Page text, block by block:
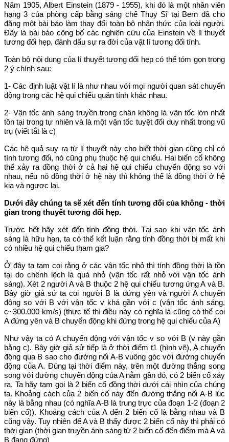
Năm 1905, Albert Einstein (1879 - 1955), khi đó là một nhân viên
hạng 3 của phòng cấp bằng sáng chế Thụy Sĩ tại Bern đã cho
đăng một bài báo làm thay đổi toàn bộ nhận thức của loài người.
Đây là bài báo công bố các nghiên cứu của Einstein về lí thuyết
tương đối hẹp, đánh dấu sự ra đời của vật lí tương đối tính.
Toàn bộ nội dung của lí thuyết tương đối hẹp có thể tóm gọn trong
2 ý chính sau:
1- Các định luật vật lí là như nhau với mọi người quan sát chuyển
động trong các hệ qui chiếu quán tính khác nhau.
2- Vận tốc ánh sáng truyền trong chân không là vận tốc lớn nhất
tồn tại trong tự nhiên và là một vận tốc tuyệt đối duy nhất trong vũ
trụ (viết tắt là c)
Các hệ quả suy ra từ lí thuyết này cho biết thời gian cũng chỉ có
tính tương đối, nó cũng phụ thuộc hệ qui chiếu. Hai biến cố không
thể xảy ra đồng thời ở cả hai hệ qui chiếu chuyển động so với
nhau, nếu nó đồng thời ở hệ này thì không thể là đồng thời ở hệ
kia và ngược lại.
Dưới đây chúng ta sẽ xét đến tính tương đối của không - thời
gian trong thuyết tương đối hẹp.
Trước hết hãy xét đến tính đồng thời. Tại sao khi vận tốc ánh
sáng là hữu hạn, ta có thể kết luận rằng tính đồng thời bị mất khi
có nhiều hệ qui chiếu tham gia?
Ở đây ta tạm coi rằng ở các vận tốc nhỏ thì tính đồng thời là tồn
tại do chênh lệch là quá nhỏ (vận tốc rất nhỏ với vận tốc ánh
sáng). Xét 2 người A và B thuộc 2 hệ qui chiếu tương ứng A và B.
Bây giờ giả sử ta coi người B là đứng yên và người A chuyển
động so với B với vận tốc v khá gần với c (vận tốc ánh sáng,
c~300.000 km/s) (thực tế thì điều này có nghĩa là cũng có thể coi
A đứng yên và B chuyển động khi đứng trong hệ qui chiếu của A)
Như vậy ta có A chuyển động với vận tốc v so với B (v này gần
bằng c). Bây giờ giả sử tiếp là ở thời điểm t1 (hình vẽ), A chuyển
động qua B sao cho đường nối A-B vuông góc với đường chuyển
động của A. Đúng tại thời điểm này, trên một đường thẳng song
song với đường chuyển động của A nằm gần đó, có 2 biến cố xảy
ra. Ta hãy tạm gọi là 2 biến cố đồng thời dưới cái nhìn của chúng
ta. Khoảng cách của 2 biến cố này đến đường thẳng nối A-B lúc
này là bằng nhau (có nghĩa A-B là trung trực của đoạn 1-2 (đoạn 2
biến cố)). Khoảng cách của A đến 2 biến cố là bằng nhau và B
cũng vậy. Tuy nhiên để A và B thấy được 2 biến cố này thì phải có
thời gian (thời gian truyền ánh sáng từ 2 biến cố đến điểm mà A và
B đang đứng)